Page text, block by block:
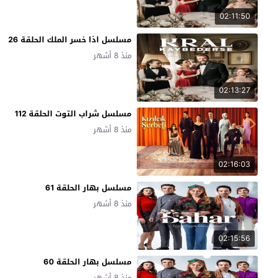
02:11:50
02:13:27
مسلسل اذا خسر الملك الحلقة 26
منذ 8 أشهر
02:16:03
مسلسل شراب التوت الحلقة 112
منذ 8 أشهر
02:15:56
مسلسل بهار الحلقة 61
منذ 8 أشهر
مسلسل بهار الحلقة 60